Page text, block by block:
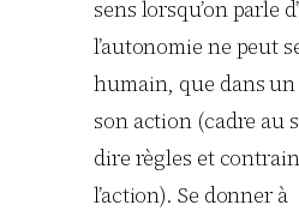
sens lorsqu’on parle
l’autonomie ne peut
humain, que dans
son action (cadre au
dire règles et
l’action). Se donner